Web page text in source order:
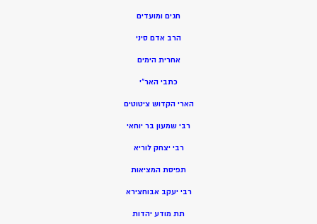
חגים ומועדים
הרב אדם סיני
אחרית הימים
כתבי האר”י
הארי הקדוש ציטוטים
רבי שמעון בר יוחאי
רבי יצחק לוריא
תפיסת המציאות
רבי יעקב אבוחצירא
תת מודע יהדות